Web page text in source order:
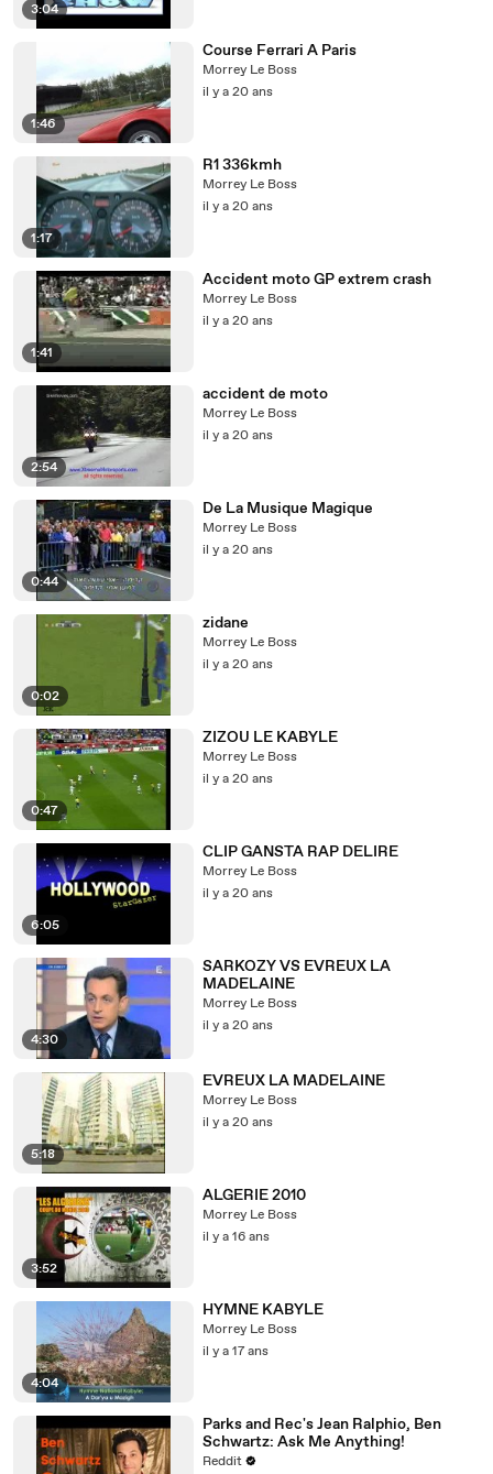
3:04
1:46
Course Ferrari A Paris
Morrey Le Boss
il y a 20 ans
1:17
R1 336kmh
Morrey Le Boss
il y a 20 ans
1:41
Accident moto GP extrem crash
Morrey Le Boss
il y a 20 ans
2:54
accident de moto
Morrey Le Boss
il y a 20 ans
0:44
De La Musique Magique
Morrey Le Boss
il y a 20 ans
0:02
zidane
Morrey Le Boss
il y a 20 ans
0:47
ZIZOU LE KABYLE
Morrey Le Boss
il y a 20 ans
6:05
CLIP GANSTA RAP DELIRE
Morrey Le Boss
il y a 20 ans
4:30
SARKOZY VS EVREUX LA
MADELAINE
Morrey Le Boss
il y a 20 ans
5:18
EVREUX LA MADELAINE
Morrey Le Boss
il y a 20 ans
3:52
ALGERIE 2010
Morrey Le Boss
il y a 16 ans
4:04
HYMNE KABYLE
Morrey Le Boss
il y a 17 ans
Parks and Rec's Jean Ralphio, Ben
Schwartz: Ask Me Anything!
Reddit